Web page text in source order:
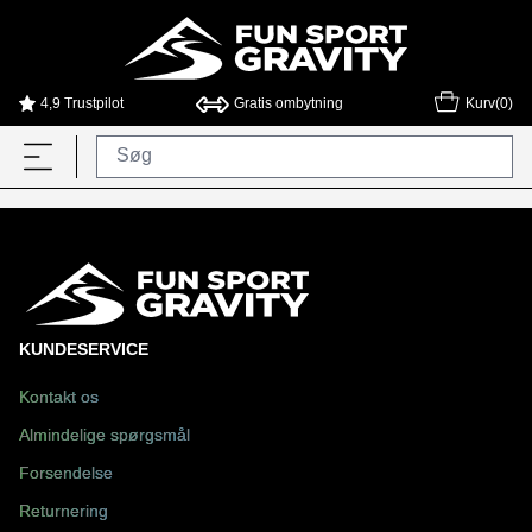
4,9 Trustpilot Gratis ombytning Kurv(0)
KUNDESERVICE
Kontakt os
Almindelige spørgsmål
Forsendelse
Returnering